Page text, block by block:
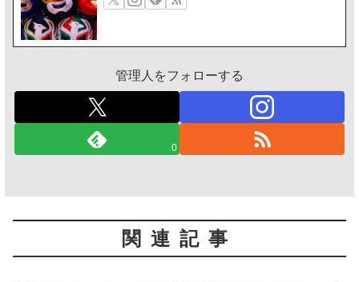
管理人をフォローする
0
関連記事